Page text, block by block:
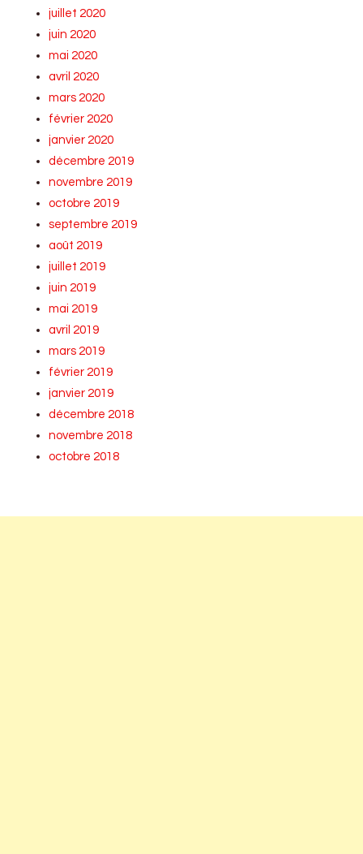
juillet 2020
juin 2020
mai 2020
avril 2020
mars 2020
février 2020
janvier 2020
décembre 2019
novembre 2019
octobre 2019
septembre 2019
août 2019
juillet 2019
juin 2019
mai 2019
avril 2019
mars 2019
février 2019
janvier 2019
décembre 2018
novembre 2018
octobre 2018